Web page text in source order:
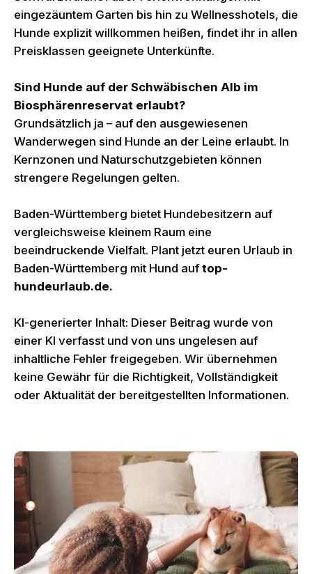
eingezäuntem Garten bis hin zu Wellnesshotels, die
Hunde explizit willkommen heißen, findet ihr in allen
Preisklassen geeignete Unterkünfte.
Sind Hunde auf der Schwäbischen Alb im
Biosphärenreservat erlaubt?
Grundsätzlich ja – auf den ausgewiesenen
Wanderwegen sind Hunde an der Leine erlaubt. In
Kernzonen und Naturschutzgebieten können
strengere Regelungen gelten.
Baden-Württemberg bietet Hundebesitzern auf
vergleichsweise kleinem Raum eine
beeindruckende Vielfalt. Plant jetzt euren Urlaub in
Baden-Württemberg mit Hund auftop-
hundeurlaub.de.
KI-generierter Inhalt: Dieser Beitrag wurde von
einer KI verfasst und von uns ungelesen auf
inhaltliche Fehler freigegeben. Wir übernehmen
keine Gewähr für die Richtigkeit, Vollständigkeit
oder Aktualität der bereitgestellten Informationen.